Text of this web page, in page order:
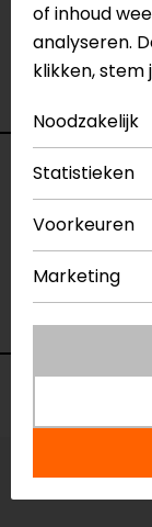
het product
Bekijk ook
Naam
Model
Merk
REV'IT!
Vestiging
of inhoud
analyseren.
klikken, stem
Noodzakelijk
Statistieken
Voorkeuren
Marketing